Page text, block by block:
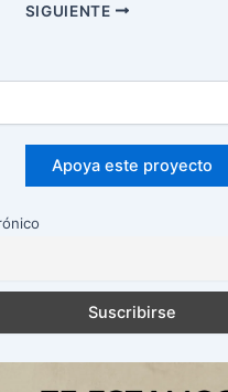
SIGUIENTE
Apoya este proyecto